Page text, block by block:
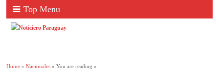
Top Menu
Home »Nacionales » You are reading »